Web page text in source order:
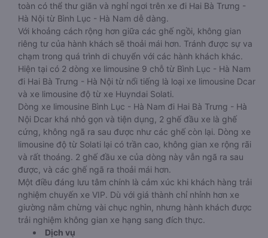
toàn có thể thư giãn và nghỉ ngơi trên xe đi Hai Bà Trưng -
Hà Nội từ Bình Lục - Hà Nam dễ dàng.
Với khoảng cách rộng hơn giữa các ghế ngồi, không gian
riêng tư của hành khách sẽ thoải mái hơn. Tránh được sự va
chạm trong quá trình di chuyển với các hành khách khác.
Hiện tại có 2 dòng xe limousine 9 chỗ từ Bình Lục - Hà Nam
đi Hai Bà Trưng - Hà Nội từ nổi tiếng là loại xe limousine Dcar
và xe limousine độ từ xe Huyndai Solati.
Dòng xe limousine Bình Lục - Hà Nam đi Hai Bà Trưng - Hà
Nội Dcar khá nhỏ gọn và tiện dụng, 2 ghế đầu xe là ghế
cứng, không ngã ra sau được như các ghế còn lại. Dòng xe
limousine độ từ Solati lại có trần cao, không gian xe rộng rãi
và rất thoáng. 2 ghế đầu xe của dòng này vẫn ngã ra sau
được, và các ghế ngã ra thoải mái hơn.
Một điều đáng lưu tâm chính là cảm xúc khi khách hàng trải
nghiệm chuyến xe VIP. Dù với giá thành chỉ nhỉnh hơn xe
giường nằm chừng vài chục nghìn, nhưng hành khách được
trải nghiệm không gian xe hạng sang đích thực.
Dịch vụ